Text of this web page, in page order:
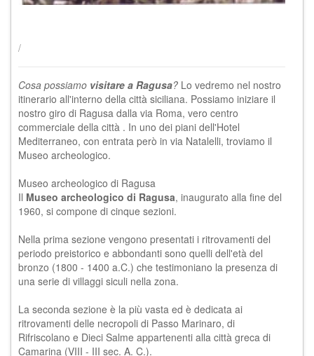
/
Cosa possiamo visitare a Ragusa? Lo vedremo nel nostro
itinerario all'interno della città siciliana. Possiamo iniziare il
nostro giro di Ragusa dalla via Roma, vero centro
commerciale della città . In uno dei piani dell'Hotel
Mediterraneo, con entrata però in via Natalelli, troviamo il
Museo archeologico.
Museo archeologico di Ragusa
Il Museo archeologico di Ragusa, inaugurato alla fine del
1960, si compone di cinque sezioni.
Nella prima sezione vengono presentati i ritrovamenti del
periodo preistorico e abbondanti sono quelli dell'età del
bronzo (1800 - 1400 a.C.) che testimoniano la presenza di
una serie di villaggi siculi nella zona.
La seconda sezione è la più vasta ed è dedicata ai
ritrovamenti delle necropoli di Passo Marinaro, di
Rifriscolano e Dieci Salme appartenenti alla città greca di
Camarina (VIII - III sec. A. C.).